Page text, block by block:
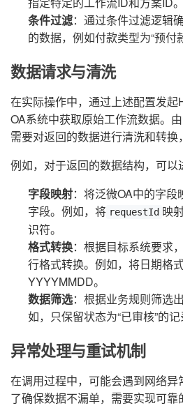
条件过滤：通过条件过滤逻辑
的数据，例如付款类型为“预付
数据请求与清洗
在实际操作中，通过上述配置发
OA系统中获取原始工作流数据。
需要对返回的数据进行清洗和转换
例如，对于返回的数据结构，可以
字段映射：将泛微OA中的字
字段。例如，将 requestId 映
识符。
格式转换：根据目标系统要求
行格式转换。例如，将日期格
YYYYMMDD。
数据筛选：根据业务规则筛选
如，只保留状态为“已审核”的记
异常处理与重试机制
在调用过程中，可能会遇到网络
了确保数据不漏单，需要实现可靠